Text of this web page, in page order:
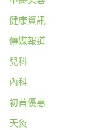
健康資訊
傳媒報道
兒科
內科
初苜優惠
天灸